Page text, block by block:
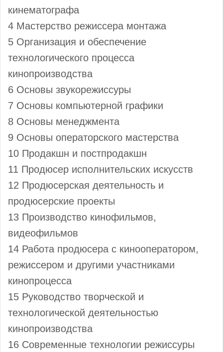
кинематографа
4 Мастерство режиссера монтажа
5 Организация и обеспечение
технологического процесса
кинопроизводства
6 Основы звукорежиссуры
7 Основы компьютерной графики
8 Основы менеджмента
9 Основы операторского мастерства
10 Продакшн и постпродакшн
11 Продюсер исполнительских искусств
12 Продюсерская деятельность и
продюсерские проекты
13 Производство кинофильмов,
видеофильмов
14 Работа продюсера с кинооператором,
режиссером и другими участниками
кинопроцесса
15 Руководство творческой и
технологической деятельностью
кинопроизводства
16 Современные технологии режиссуры